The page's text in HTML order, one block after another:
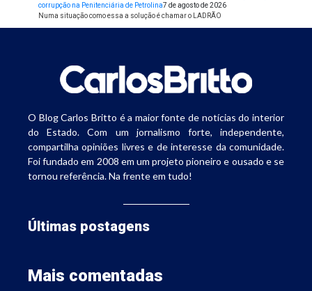
corrupção na Penitenciária de Petrolina7 de agosto de 2026
Numa situação como essa a solução é chamar o LADRÃO
O Blog Carlos Britto é a maior fonte de notícias do interior
do Estado. Com um jornalismo forte, independente,
compartilha opiniões livres e de interesse da comunidade.
Foi fundado em 2008 em um projeto pioneiro e ousado e se
tornou referência. Na frente em tudo!
Últimas postagens
Mais comentadas